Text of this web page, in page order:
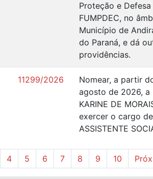
Proteção e
FUMPDEC, no
Município de
do Paraná, e dá
providências.
11299/2026
Nomear, a partir
agosto de 2026, a
KARINE DE
exercer o cargo de
ASSISTENTE
4 5 6 7 8 9 10